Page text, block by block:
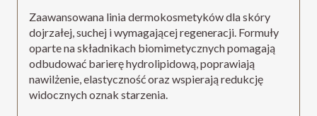
Zaawansowana linia dermokosmetyków dla skóry
dojrzałej, suchej i wymagającej regeneracji. Formuły
oparte na składnikach biomimetycznych pomagają
odbudować barierę hydrolipidową, poprawiają
nawilżenie, elastyczność oraz wspierają redukcję
widocznych oznak starzenia.